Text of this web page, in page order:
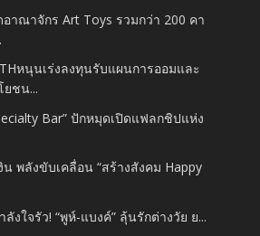
อาณาจักร Art Toys รวมกว่า 200 คา
หนุนเร่งลงทุนรับแผนการออมและ
ยชน...
Bar” ปักหมุดเปิดแฟลกชิปแห่ง
น พลังขับเคลื่อน “สร้างสังคม Happy
งใจรัว! “พูห์-แบงค์” ลุ้นรักต่างวัย ย...